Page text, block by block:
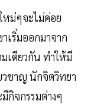
หม่ๆจะไม่ค่อย
เริ่มออกมาจาก
เดียวกัน ทำให้มี
วชาญ นักจิตวิทยา
กิจกรรมต่างๆ